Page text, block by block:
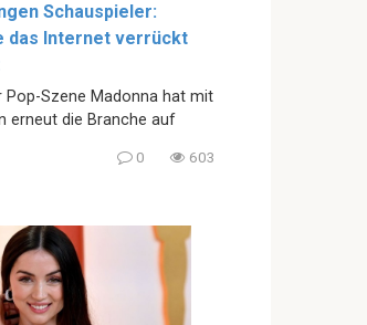
Schauspieler:
das Internet verrückt
Pop-Szene Madonna hat mit
erneut die Branche auf
0 603